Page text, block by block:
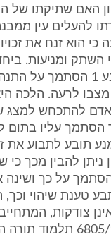
האם שתיקתו של
להעלים עין
הוא זנח את
השתק ומניעות.
לבחון האם הנתבע 1
מצבו לרעה. הלכה
להתכחש למצג
הסתמך עליו בתום
תובע לתבוע את
ניתן להבין מכך כי
הסתמך על כך
טענת שיהוי
צודקות,
ידי הדין" (ע"א 6805/99